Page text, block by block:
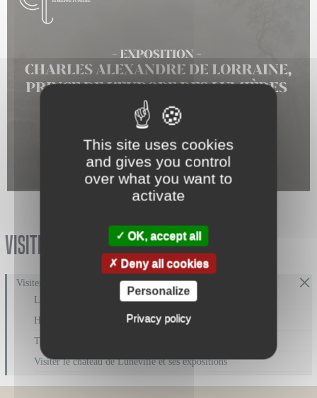
©A. Philippot - CD54 / ©J. Nguyen - CD54
Visiter le château
Visiter le château
Les espaces permanents
Horaires d'ouverture
Tarifs
Visiter le château de Lunéville et ses expositions
This site uses cookies
and gives you control
over what you want to
activate
OK, accept all
Deny all cookies
Personalize
Privacy policy